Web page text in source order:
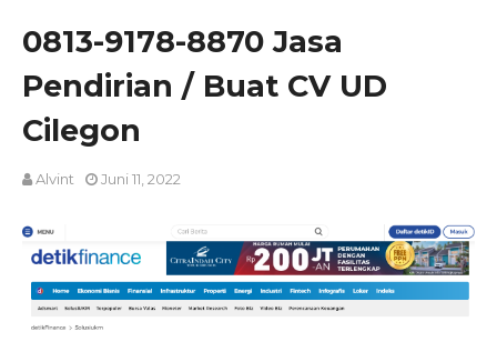
0813-9178-8870 Jasa
Pendirian / Buat CV UD
Cilegon
Alvint Juni 11, 2022